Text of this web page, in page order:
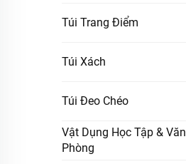
Túi Trang Điểm
Túi Xách
Túi Đeo Chéo
Vật Dụng Học Tập & Văn
Phòng